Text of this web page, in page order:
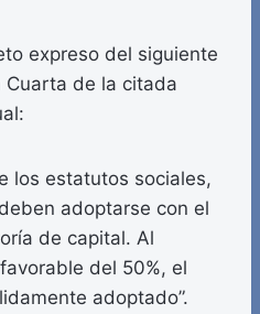
expreso del siguiente
Cuarta de la citada
los estatutos sociales,
adoptarse con el
de capital. Al
del 50%, el
adoptado”.